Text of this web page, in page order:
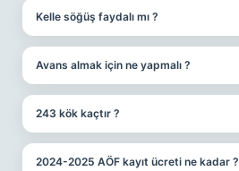
Kelle söğüş faydalı mı ?
Avans almak için ne yapmalı ?
243 kök kaçtır ?
2024-2025 AÖF kayıt ücreti ne kadar ?